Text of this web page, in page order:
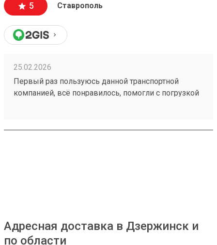
5 Ставрополь
25.02.2026
Первый раз пользуюсь данной транспортной
компанией, всё понравилось, помогли с погрузкой
Адресная доставка в Дзержинск и
по области